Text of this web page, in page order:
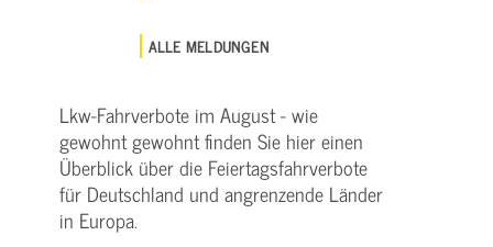
ALLE MELDUNGEN
Lkw-Fahrverbote im August - wie
gewohnt gewohnt finden Sie hier einen
Überblick über die Feiertagsfahrverbote
für Deutschland und angrenzende Länder
in Europa.